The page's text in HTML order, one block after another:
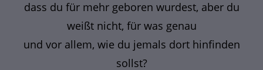
dass du für mehr geboren wurdest, aber du
weißt nicht, für was genau
und vor allem, wie du jemals dort hinfinden
sollst?